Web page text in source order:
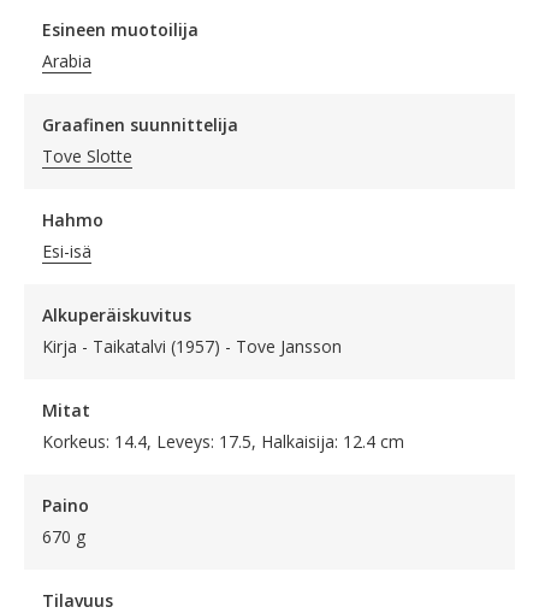
Esineen muotoilija
Arabia
Graafinen suunnittelija
Tove Slotte
Hahmo
Esi-isä
Alkuperäiskuvitus
Kirja - Taikatalvi (1957) - Tove Jansson
Mitat
Korkeus: 14.4, Leveys: 17.5, Halkaisija: 12.4 cm
Paino
670 g
Tilavuus